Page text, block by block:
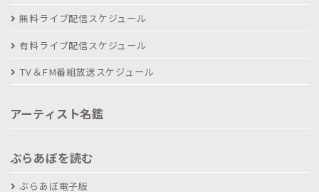
無料ライブ配信スケジュール
有料ライブ配信スケジュール
TV＆FM番組放送スケジュール
アーティスト名鑑
ぶらあぼを読む
ぶらあぼ電子版